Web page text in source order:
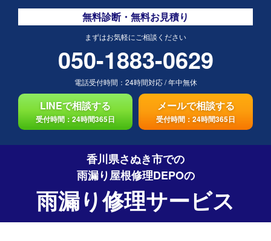
無料診断・無料お見積り
まずはお気軽にご相談ください
050-1883-0629
電話受付時間： 24時間対応/年中無休
LINEで相談する
受付時間：24時間365日
メールで相談する
受付時間：24時間365日
香川県さぬき市での
雨漏り屋根修理DEPOの
雨漏り修理サービス